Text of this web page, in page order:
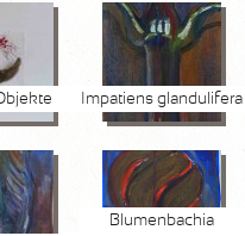
Impatiens glandulifera
Blumenbachia